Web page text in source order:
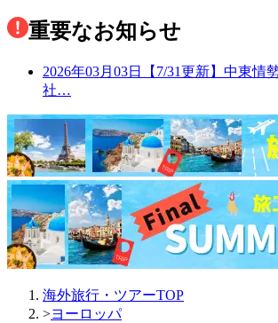
重要なお知らせ
2026年03月03日
【7/31更新】中東情
社…
海外旅行・ツアーTOP
>ヨーロッパ